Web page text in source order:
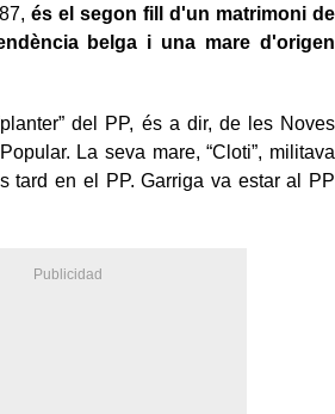
és el segon fill d'un matrimoni de
belga i una mare d'origen
del PP, és a dir, de les Noves
La seva mare, “Cloti”, militava
tard en el PP. Garriga va estar al PP